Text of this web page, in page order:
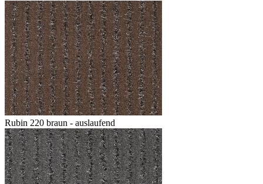
Rubin 220 braun - auslaufend